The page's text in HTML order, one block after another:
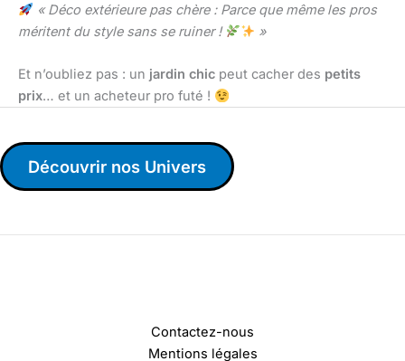
« Déco extérieure pas chère : Parce que même les pros
méritent du style sans se ruiner !
»
Et n’oubliez pas : un jardin chic peut cacher des petits
prix… et un acheteur pro futé !
Découvrir nos Univers
Contactez-nous
Mentions légales